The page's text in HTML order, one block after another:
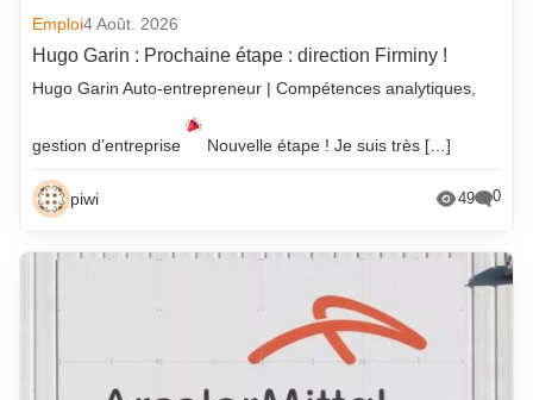
Emploi4 Août. 2026
Hugo Garin : Prochaine étape : direction Firminy !
Hugo Garin Auto-entrepreneur | Compétences analytiques,
gestion d’entreprise Nouvelle étape ! Je suis très […]
piwi 49 0